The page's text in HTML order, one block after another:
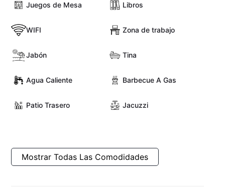
Juegos de Mesa Libros
WIFI Zona de trabajo
Jabón Tina
Agua Caliente Barbecue A Gas
Patio Trasero Jacuzzi
Mostrar Todas Las Comodidades